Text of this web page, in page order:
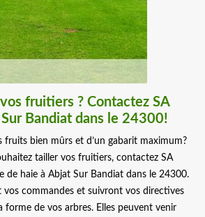
fruitiers ? Contactez SA
Sur Bandiat dans le 24300!
fruits bien mûrs et d’un gabarit maximum?
tailler vos fruitiers, contactez SA
de haie à Abjat Sur Bandiat dans le 24300.
vos commandes et suivront vos directives
forme de vos arbres. Elles peuvent venir